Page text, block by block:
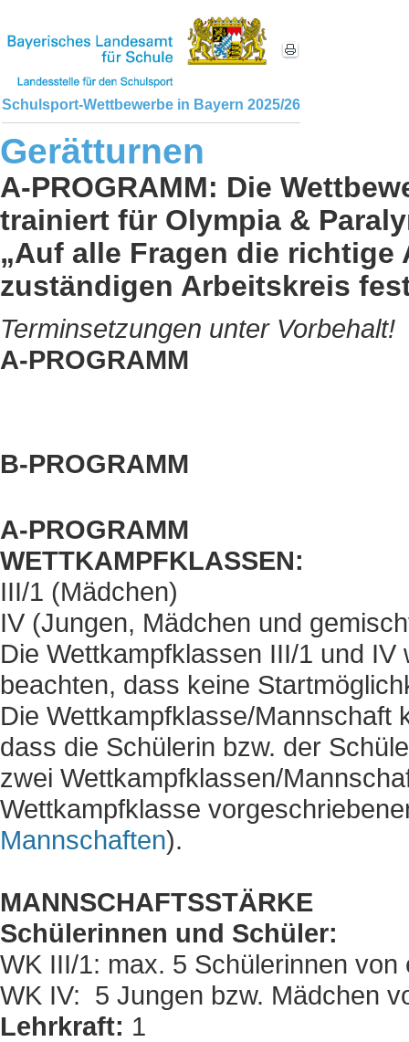
Schulsport-Wettbewerbe in Bayern 2025/26
Gerätturnen
A-PROGRAMM: Die
trainiert für Olympia &
„Auf alle Fragen die richtige
zuständigen Arbeitskreis
Terminsetzungen unter Vorbehalt!
A-PROGRAMM
B-PROGRAMM
A-PROGRAMM
WETTKAMPFKLASSEN:
III/1 (Mädchen)
IV (Jungen, Mädchen und
Die Wettkampfklassen III/1 und
beachten, dass keine
Die Wettkampfklasse/Mannschaft
dass die Schülerin bzw. der
zwei Wettkampfklassen/
Wettkampfklasse
Mannschaften).
MANNSCHAFTSSTÄRKE
Schülerinnen und Schüler:
WK III/1: max. 5 Schülerinnen
WK IV: 5 Jungen bzw. Mädchen
Lehrkraft: 1